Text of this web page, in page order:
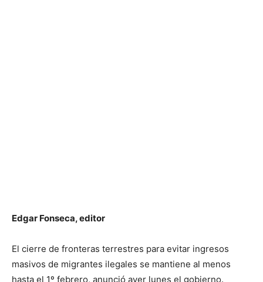
Edgar Fonseca, editor
El cierre de fronteras terrestres para evitar ingresos
masivos de migrantes ilegales se mantiene al menos
hasta el 1º febrero, anunció ayer lunes el gobierno.